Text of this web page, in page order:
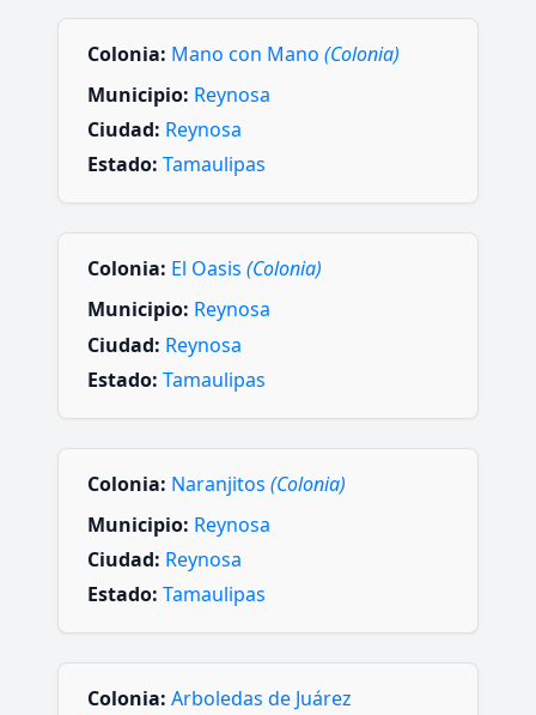
Colonia: Mano con Mano (Colonia)
Municipio: Reynosa
Ciudad: Reynosa
Estado: Tamaulipas
Colonia: El Oasis (Colonia)
Municipio: Reynosa
Ciudad: Reynosa
Estado: Tamaulipas
Colonia: Naranjitos (Colonia)
Municipio: Reynosa
Ciudad: Reynosa
Estado: Tamaulipas
Colonia: Arboledas de Juárez